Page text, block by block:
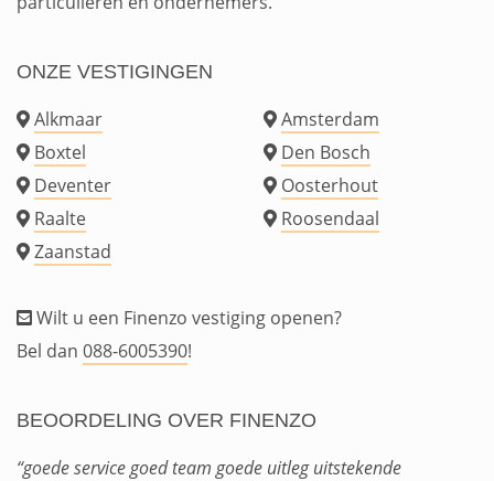
ONZE VESTIGINGEN
Alkmaar
Amsterdam
Boxtel
Den Bosch
Deventer
Oosterhout
Raalte
Roosendaal
Zaanstad
Wilt u een Finenzo vestiging openen?
Bel dan 088-6005390!
BEOORDELING OVER FINENZO
“goede service goed team goede uitleg uitstekende